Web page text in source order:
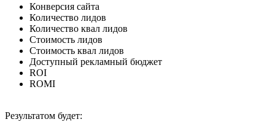
Конверсия сайта
Количество лидов
Количество квал лидов
Стоимость лидов
Стоимость квал лидов
Доступный рекламный бюджет
ROI
ROMI
Результатом будет: